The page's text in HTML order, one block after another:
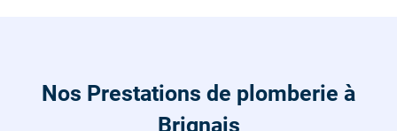
Nos Prestations de plomberie à
Brignais